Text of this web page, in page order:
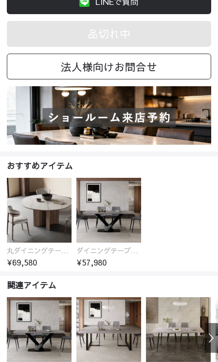
品切れ中
法人様向けお問合せ
おすすめアイテム
丸ダイニングテーブル セラミック天板 耐熱 キズに強い 丸型 北欧 無垢材 円卓 円型
¥69,580
ダイニングテーブル おしゃれ セラミック天板 大理石柄 食卓 4人用 4人 6人 140cm 160cm 180cm 耐久性 耐熱 食事テーブル
¥57,980
関連アイテム